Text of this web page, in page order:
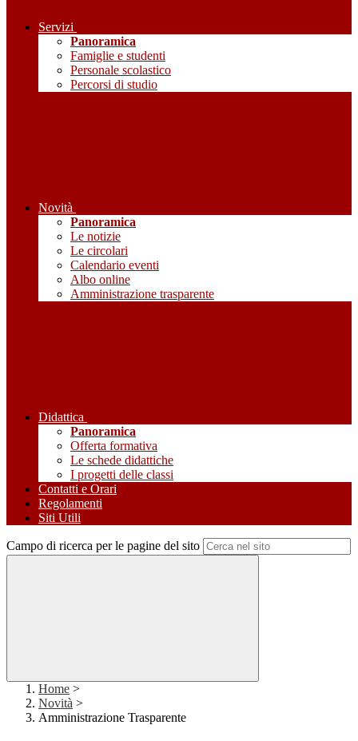
Servizi
Panoramica
Famiglie e studenti
Personale scolastico
Percorsi di studio
Novità
Panoramica
Le notizie
Le circolari
Calendario eventi
Albo online
Amministrazione trasparente
Didattica
Panoramica
Offerta formativa
Le schede didattiche
I progetti delle classi
Contatti e Orari
Regolamenti
Siti Utili
Campo di ricerca per le pagine del sito
Home >
Novità >
Amministrazione Trasparente